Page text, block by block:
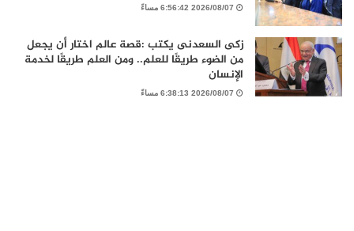
2026/08/07 6:56:42 مساءً
زكى السعدنى يكتب :قصة عالم اختار أن يجعل
من الضوء طريقًا للعلم.. ومن العلم طريقًا لخدمة
الإنسان
2026/08/07 6:38:13 مساءً